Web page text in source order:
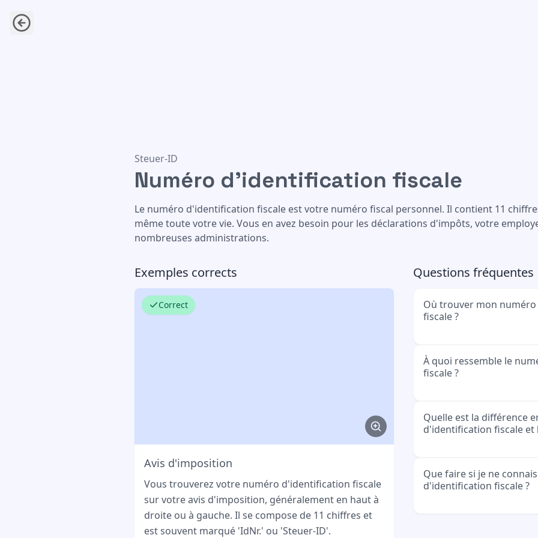
Numéro d'identification fiscale
Steuer-ID
Numéro d'identification fiscale
Le numéro d'identification fiscale est votre numéro fiscal personnel. Il contient 11
même toute votre vie. Vous en avez besoin pour les déclarations d'impôts, votre
nombreuses administrations.
Exemples corrects
Correct
Avis d'imposition
Vous trouverez votre numéro d'identification fiscale
sur votre avis d'imposition, généralement en haut à
droite ou à gauche. Il se compose de 11 chiffres et
est souvent marqué 'IdNr.' ou 'Steuer-ID'.
Questions fréquentes
Où trouver mon
fiscale ?
Vous trouverez votre
sur votre avis
d'impôt, les courriers
du document.
À quoi ressemble le
fiscale ?
Le numéro
d'exactement 11
12345678901. Il ne
Quelle est la différence
d'identification fiscale
Le numéro
et reste le même toute
est plus long (10-11
Que faire si je ne
d'identification fiscale ?